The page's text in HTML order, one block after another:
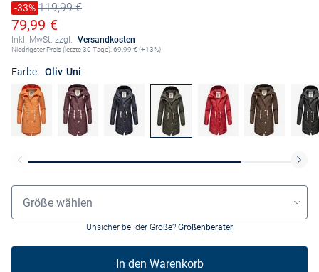
Preis reduziert um
-33%
Alter Preis119,99 €
Ermäßigter Preis
79,99 €
Inkl. MwSt. zzgl. Versandkosten
Niedrigster Preis (letzte 30 Tage):69,99€ (+13%)
Farbe: Oliv Uni
Größenauswahl
Größe wählen
Unsicher bei der Größe? Größenberater
In den Warenkorb